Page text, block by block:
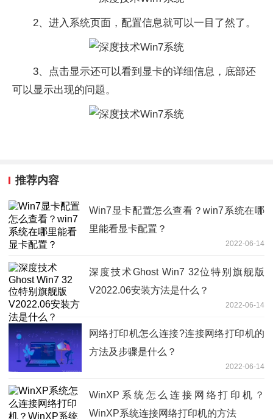
2、进入系统页面，配置信息就可以一目了然了。
3、点击显示还可以看到显卡的详细信息，底部还
可以显示出现的问题。
推荐内容
Win7显卡配置怎么查看？win7系统在哪
里能看显卡配置？
2022-06-14
深度技术Ghost Win7 32位特别旗舰版
V2022.06安装方法是什么？
2022-06-14
网络打印机怎么连接?连接网络打印机的
方法及步骤是什么？
2022-06-14
WinXP系统怎么连接网络打印机？
WinXP系统连接网络打印机的方法